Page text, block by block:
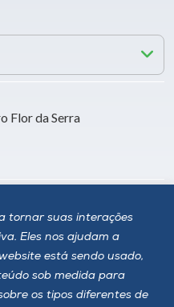
tornar suas interações
Eles nos ajudam a
está sendo usado,
sob medida para
os tipos diferentes de
Flor da Serra